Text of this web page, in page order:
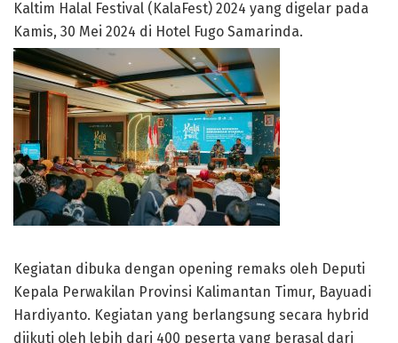
Kaltim Halal Festival (KalaFest) 2024 yang digelar pada
Kamis, 30 Mei 2024 di Hotel Fugo Samarinda.
Kegiatan dibuka dengan opening remaks oleh Deputi
Kepala Perwakilan Provinsi Kalimantan Timur, Bayuadi
Hardiyanto. Kegiatan yang berlangsung secara hybrid
diikuti oleh lebih dari 400 peserta yang berasal dari